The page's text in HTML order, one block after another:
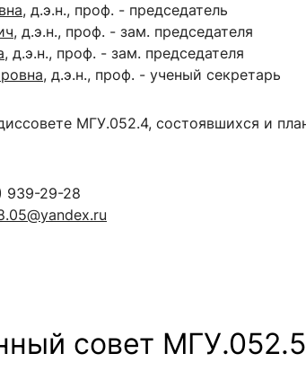
, д.э.н., проф. - председатель
, д.э.н., проф. - зам. председателя
, д.э.н., проф. - зам. председателя
, д.э.н., проф. - ученый секретарь
МГУ.052.4, состоявшихся и
939-29-28
совет МГУ.052.5